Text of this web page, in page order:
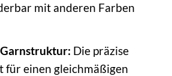
mit anderen Farben
Die präzise
für einen gleichmäßigen